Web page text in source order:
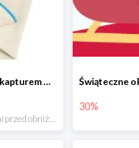
3 Sprouts Ręcznik z kapturem Mors -10%
30%